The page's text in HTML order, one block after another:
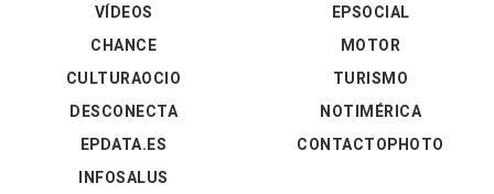
VÍDEOS
EPSOCIAL
CHANCE
CULTURAOCIO
DESCONECTA
EPDATA.ES
INFOSALUS
MOTOR
TURISMO
NOTIMÉRICA
CONTACTOPHOTO